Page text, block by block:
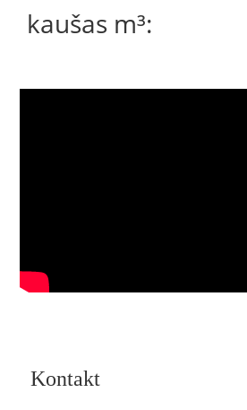
kaušas m³:
Kontakt